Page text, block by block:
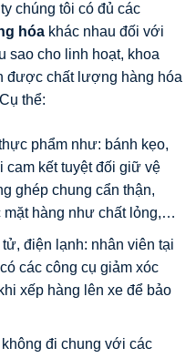
chúng tôi có đủ các
hóakhác nhau đối với
sao cho linh hoạt, khoa
được chất lượng hàng hóa
thể:
phẩm như: bánh kẹo,
cam kết tuyệt đối giữ vệ
ghép chung cẩn thận,
mặt hàng như chất lỏng,…
điện lạnh: nhân viên tại
các công cụ giảm xóc
xếp hàng lên xe để bảo
đi chung với các